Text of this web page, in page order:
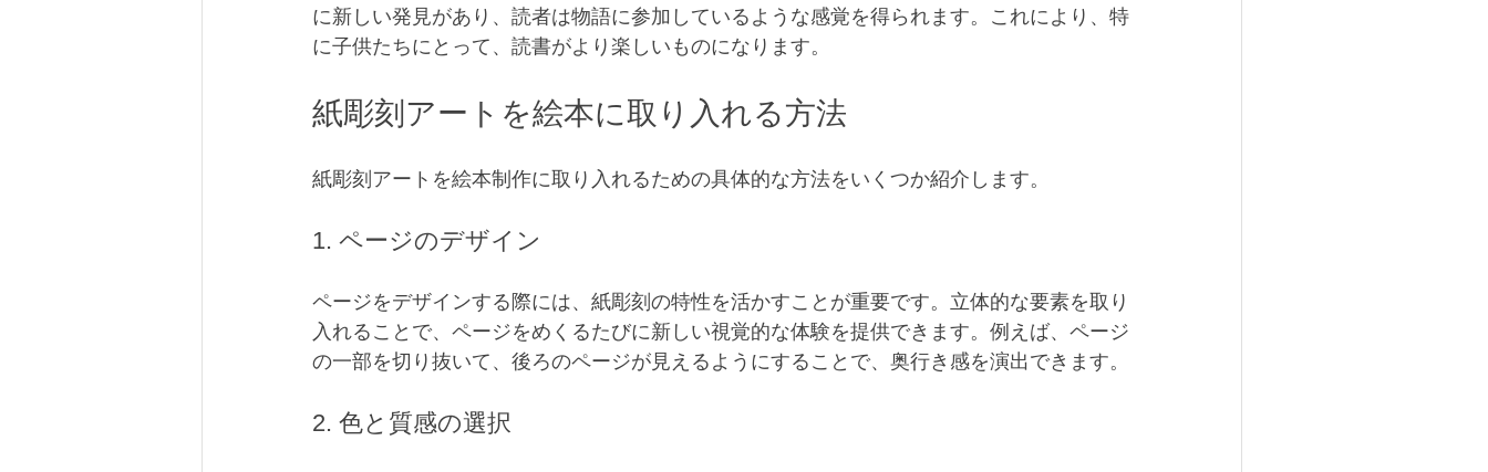
に新しい発見があり、読者は物語に参加しているような感覚を得られます。これにより、特
に子供たちにとって、読書がより楽しいものになります。
紙彫刻アートを絵本に取り入れる方法
紙彫刻アートを絵本制作に取り入れるための具体的な方法をいくつか紹介します。
1. ページのデザイン
ページをデザインする際には、紙彫刻の特性を活かすことが重要です。立体的な要素を取り
入れることで、ページをめくるたびに新しい視覚的な体験を提供できます。例えば、ページ
の一部を切り抜いて、後ろのページが見えるようにすることで、奥行き感を演出できます。
2. 色と質感の選択